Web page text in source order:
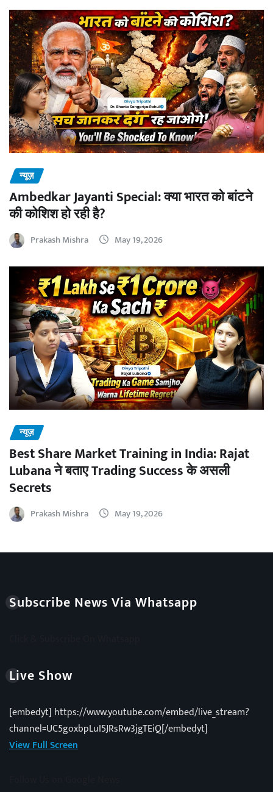
न्यूज़
Ambedkar Jayanti Special: क्या भारत को बांटने
की कोशिश हो रही है?
Prakash Mishra May 19, 2026
न्यूज़
Best Share Market Training in India: Rajat
Lubana ने बताए Trading Success के असली
Secrets
Prakash Mishra May 19, 2026
Subscribe News Via Whatsapp
Live Show
[embedyt] https://www.youtube.com/embed/live_stream?
channel=UC5goxbpLuI5JRsRw3jgTEiQ[/embedyt]
View Full Screen